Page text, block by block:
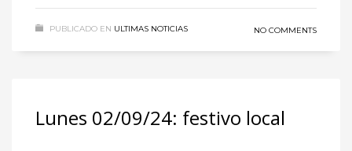
PUBLICADO EN ULTIMAS NOTICIAS NO COMMENTS
Lunes 02/09/24: festivo local